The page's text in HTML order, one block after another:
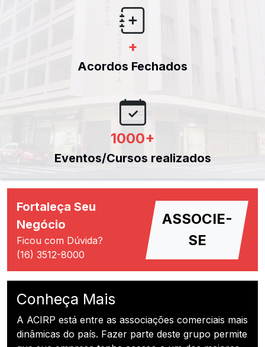
+
Acordos Fechados
1000+
Eventos/Cursos realizados
Fortaleça Seu
Negócio
Ficou com Dúvida?
(16) 3512-8000
ASSOCIE-
SE
Conheça Mais
A ACIRP está entre as associações comerciais mais
dinâmicas do país. Fazer parte deste grupo permite